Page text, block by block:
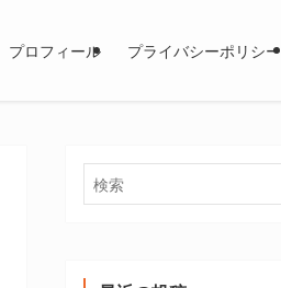
プロフィール プライバシーポリシー